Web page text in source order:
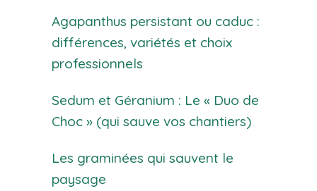
Agapanthus persistant ou caduc :
différences, variétés et choix
professionnels
Sedum et Géranium : Le « Duo de
Choc » (qui sauve vos chantiers)
Les graminées qui sauvent le
paysage